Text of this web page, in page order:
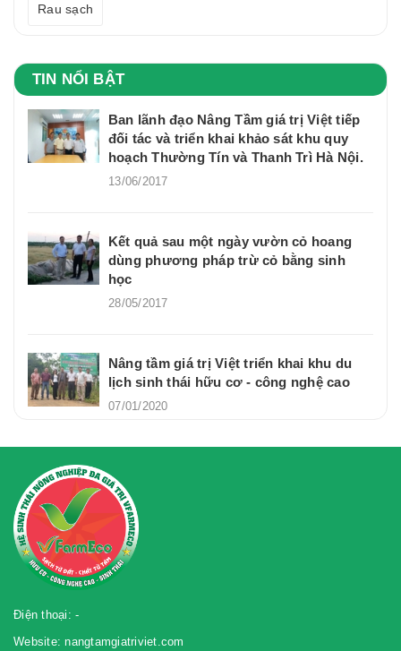
Rau sạch
TIN NỔI BẬT
Ban lãnh đạo Nâng Tầm giá trị Việt tiếp
đối tác và triển khai khảo sát khu quy
hoạch Thường Tín và Thanh Trì Hà Nội.
13/06/2017
Kết quả sau một ngày vườn cỏ hoang
dùng phương pháp trừ cỏ bằng sinh
học
28/05/2017
Nâng tầm giá trị Việt triển khai khu du
lịch sinh thái hữu cơ - công nghệ cao
07/01/2020
Điện thoại: -
Website: nangtamgiatriviet.com